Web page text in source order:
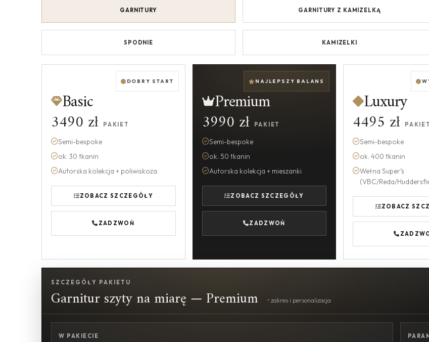
GARNITURY GARNITURY Z KAMIZELKĄ
SPODNIE KAMIZELKI
DOBRY START
Basic
3490 zł PAKIET
Semi-bespoke
ok. 30 tkanin
Autorska kolekcja + poliwiskoza
ZOBACZ SZCZEGÓŁY
ZADZWOŃ
NAJLEPSZY BALANS
Premium
3990 zł PAKIET
Semi-bespoke
ok. 50 tkanin
Autorska kolekcja + mieszanki
ZOBACZ SZCZEGÓŁY
ZADZWOŃ
Luxury
4495 zł PAKIET
Semi-bespoke
ok. 400 tkanin
Wełna Super’s
(VBC/Reda/
ZOBACZ
SZCZEGÓŁY PAKIETU
Garnitur szyty na miarę — Premium • zakres i personalizacja
W PAKIECIE